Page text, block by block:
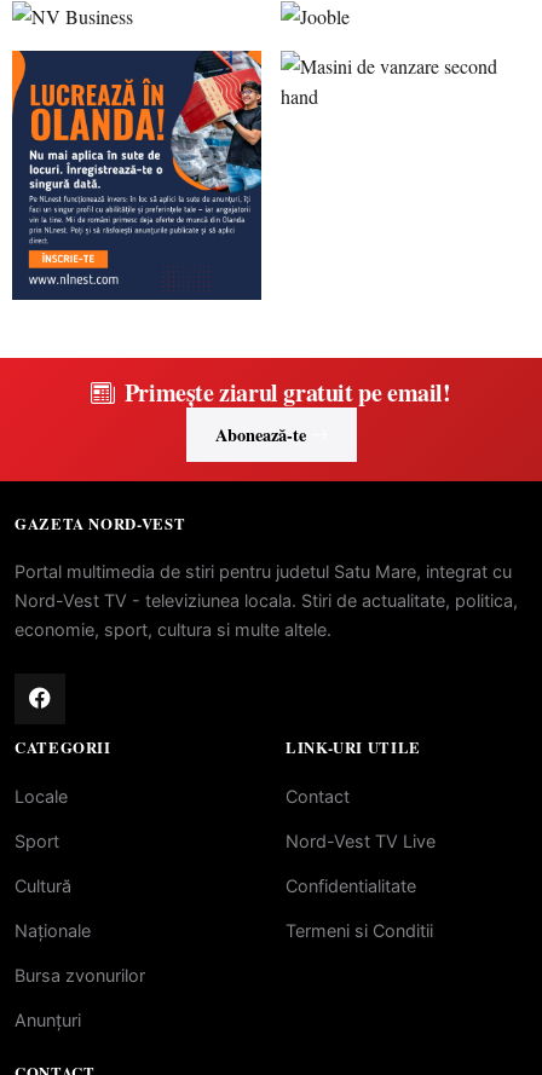
Primește ziarul gratuit pe email!
Abonează-te
GAZETA NORD-VEST
Portal multimedia de stiri pentru judetul Satu Mare, integrat cu
Nord-Vest TV - televiziunea locala. Stiri de actualitate, politica,
economie, sport, cultura si multe altele.
CATEGORII
Locale
Sport
Cultură
Naționale
Bursa zvonurilor
Anunțuri
LINK-URI UTILE
Contact
Nord-Vest TV Live
Confidentialitate
Termeni si Conditii